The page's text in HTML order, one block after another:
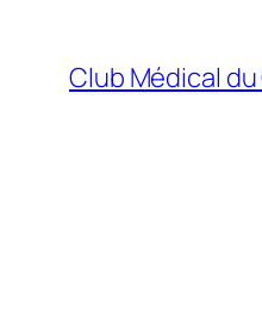
contenu
Club Médical